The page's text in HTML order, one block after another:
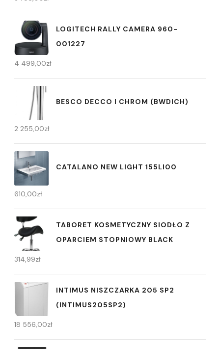
LOGITECH RALLY CAMERA 960-
001227
4 499,00zł
BESCO DECCO I CHROM (BWDICH)
2 255,00zł
CATALANO NEW LIGHT 155LI00
610,00zł
TABORET KOSMETYCZNY SIODŁO Z
OPARCIEM STOPNIOWY BLACK
314,99zł
INTIMUS NISZCZARKA 205 SP2
(INTIMUS205SP2)
18 556,00zł